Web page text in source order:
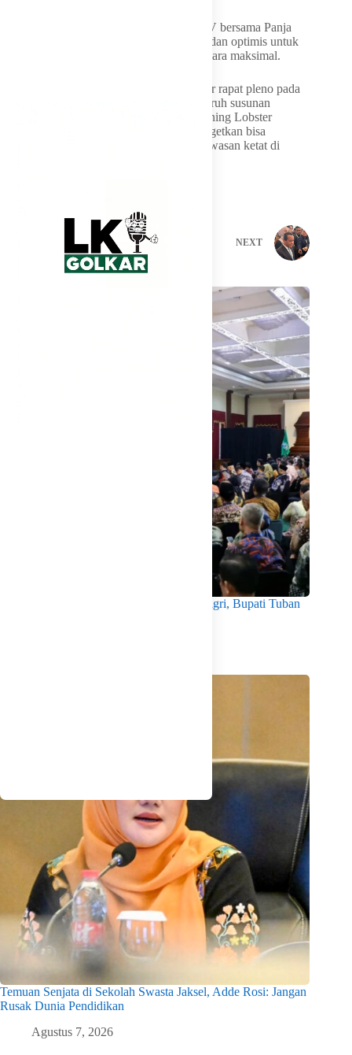
Menanggapi tantangan besar ini, Komisi IV bersama Panja
baru yang baru dibentuk menyatakan siap dan optimis untuk
melaksanakan tugas-tugas pengawasan secara maksimal.
Komisi IV DPR RI dijadwalkan menggelar rapat pleno pada
(24/6) untuk menetapkan secara resmi seluruh susunan
keanggotaan Panja Pengawasan Benih Bening Lobster
tersebut. Tim Panja bentukan baru ini ditargetkan bisa
langsung bekerja efektif melakukan pengawasan ketat di
PREVIOUS NEXT
Related Posts
Hadiri Rakor Bersama KPK dan Kemendagri, Bupati Tuban
Temuan Senjata di Sekolah Swasta Jaksel, Adde Rosi: Jangan
Rusak Dunia Pendidikan
Agustus 7, 2026